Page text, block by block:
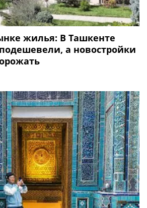
жилья: В Ташкенте
а новостройки